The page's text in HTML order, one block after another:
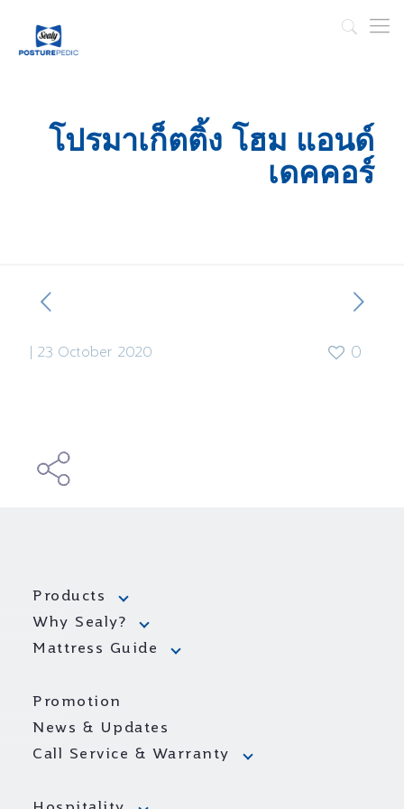
โปรมาเก็ตติ้ง โฮม แอนด์
เดคคอร์
23 October 2020 0
Products
Why Sealy?
Mattress Guide
Promotion
News & Updates
Call Service & Warranty